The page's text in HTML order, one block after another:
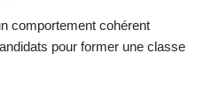
comportement cohérent
pour former une classe